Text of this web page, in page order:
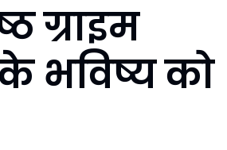
ग्राइम
भविष्य को